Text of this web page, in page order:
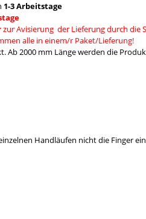
1-3 Arbeitstage
zur Avisierung der Lieferung durch die
alle in einem/r Paket/Lieferung!
Ab 2000 mm Länge werden die
Handläufen nicht die Finger